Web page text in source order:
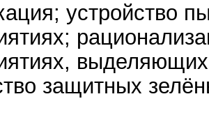
устройство
защитных